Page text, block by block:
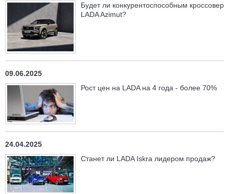
Будет ли конкурентоспособным кроссовер
LADA Azimut?
09.06.2025
Рост цен на LADA на 4 года - более 70%
24.04.2025
Станет ли LADA Iskra лидером продаж?